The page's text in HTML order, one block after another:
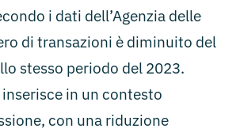
i dati dell’Agenzia delle
di transazioni è diminuito del
stesso periodo del 2023.
in un contesto
con una riduzione